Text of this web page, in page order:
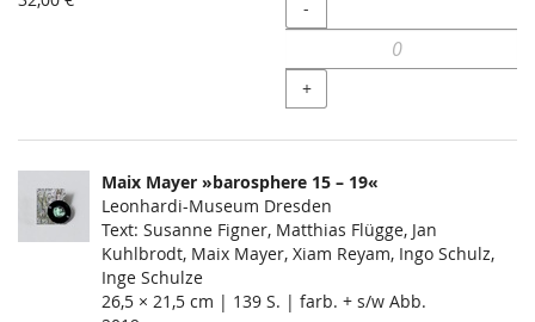
-
+
Maix Mayer »barosphere 15 – 19«
Leonhardi-Museum Dresden
Text: Susanne Figner, Matthias Flügge, Jan
Kuhlbrodt, Maix Mayer, Xiam Reyam, Ingo Schulz,
Inge Schulze
26,5 × 21,5 cm | 139 S. | farb. + s/w Abb.